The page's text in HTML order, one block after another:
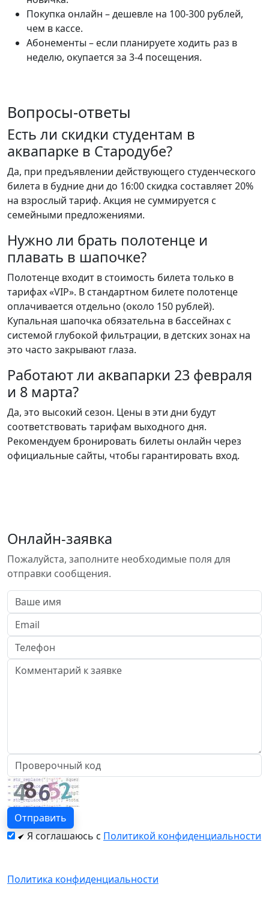
Покупка онлайн – дешевле на 100-300 рублей,
чем в кассе.
Абонементы – если планируете ходить раз в
неделю, окупается за 3-4 посещения.
Вопросы-ответы
Есть ли скидки студентам в
аквапарке в Стародубе?
Да, при предъявлении действующего студенческого
билета в будние дни до 16:00 скидка составляет 20%
на взрослый тариф. Акция не суммируется с
семейными предложениями.
Нужно ли брать полотенце и
плавать в шапочке?
Полотенце входит в стоимость билета только в
тарифах «VIP». В стандартном билете полотенце
оплачивается отдельно (около 150 рублей).
Купальная шапочка обязательна в бассейнах с
системой глубокой фильтрации, в детских зонах на
это часто закрывают глаза.
Работают ли аквапарки 23 февраля
и 8 марта?
Да, это высокий сезон. Цены в эти дни будут
соответствовать тарифам выходного дня.
Рекомендуем бронировать билеты онлайн через
официальные сайты, чтобы гарантировать вход.
Онлайн-заявка
Пожалуйста, заполните необходимые поля для
отправки сообщения.
Я соглашаюсь с Политикой конфиденциальности
Политика конфиденциальности